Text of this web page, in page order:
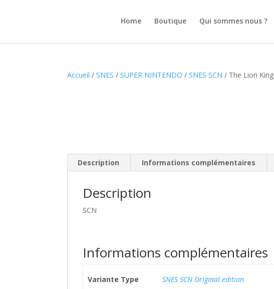
Home Boutique Qui sommes nous ?
Accueil /SNES /SUPER NINTENDO /SNES SCN / The Lion King
Description Informations complémentaires
Description
SCN
Informations complémentaires
Variante Type SNES SCN Original edition